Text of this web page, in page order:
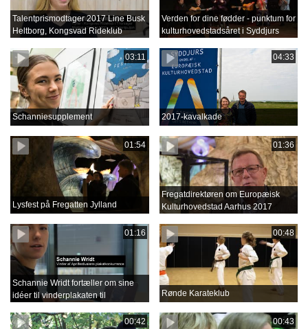
Talentprismodtager 2017 Line Busk
Heltborg, Kongsvad Rideklub
Verden for dine fødder - punktum for
kulturhovedstadsåret i Syddjurs
03:11
Schanniesupplement
04:33
2017-kavalkade
01:54
Lysfest på Fregatten Jylland
01:36
Fregatdirektøren om Europæisk
Kulturhovedstad Aarhus 2017
01:16
Schannie Wridt fortæller om sine
idéer til vinderplakaten til
00:48
Rønde Karateklub
00:42 00:43